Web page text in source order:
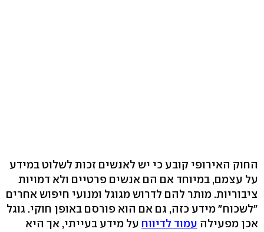
החוק האירופי קובע כי יש לאנשים זכות לשלוט במידע
על עצמם, במיוחד אם הם אנשים פרטיים ולא דמויות
ציבוריות. מותר להם לדרוש מגוגל ומנועי חיפוש אחרים
"לשכוח" מידע כזה, גם אם הוא פורסם באופן חוקי. גוגל
אכן מפעילה עמוד לדיווח על מידע בעייתי, אך היא